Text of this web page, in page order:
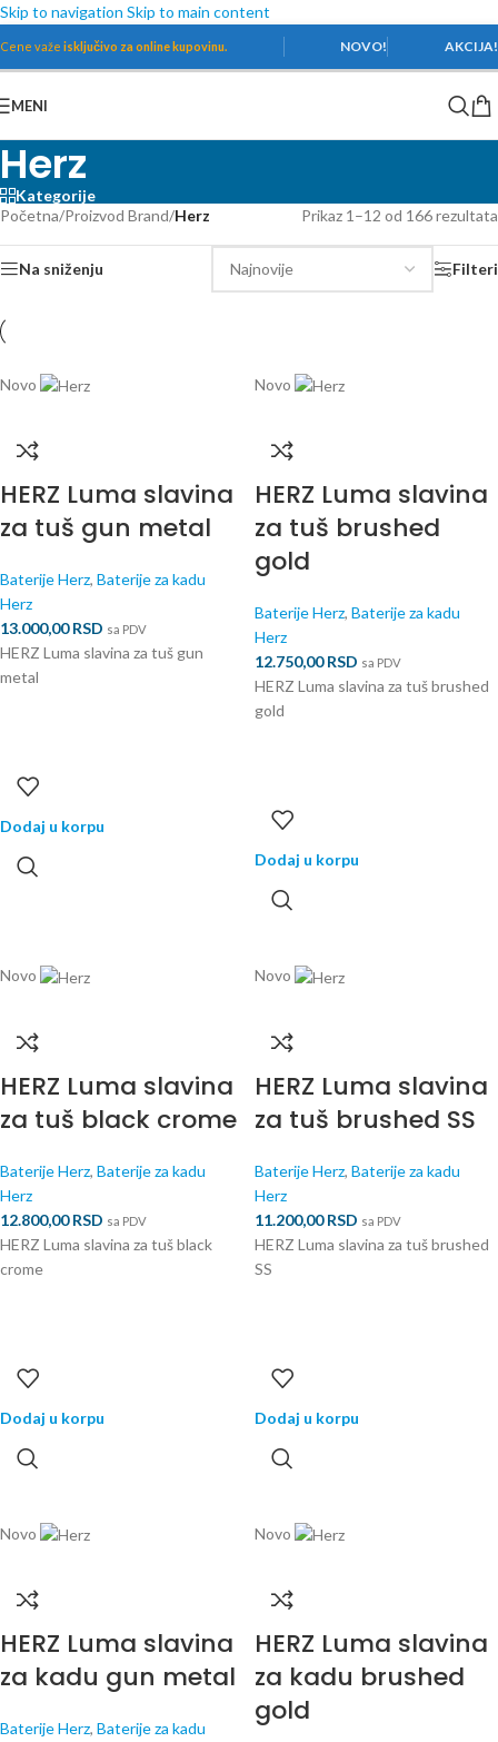
Skip to navigation Skip to main content
Cene važe isključivo za online kupovinu. NOVO! AKCIJA!
MENI
Herz
Kategorije
Početna/Proizvod Brand/Herz Prikaz 1–12 od 166 rezultata
Na sniženju Filteri
Novo
HERZ Luma slavina
za tuš gun metal
Baterije Herz, Baterije za kadu
Herz
13.000,00RSD sa PDV
HERZ Luma slavina za tuš gun
metal
Dodaj u korpu
Novo
HERZ Luma slavina
za tuš brushed
gold
Baterije Herz, Baterije za kadu
Herz
12.750,00RSD sa PDV
HERZ Luma slavina za tuš brushed
gold
Dodaj u korpu
Novo
HERZ Luma slavina
za tuš black crome
Baterije Herz, Baterije za kadu
Herz
12.800,00RSD sa PDV
HERZ Luma slavina za tuš black
crome
Dodaj u korpu
Novo
HERZ Luma slavina
za tuš brushed SS
Baterije Herz, Baterije za kadu
Herz
11.200,00RSD sa PDV
HERZ Luma slavina za tuš brushed
SS
Dodaj u korpu
Novo
HERZ Luma slavina
za kadu gun metal
Baterije Herz, Baterije za kadu
Novo
HERZ Luma slavina
za kadu brushed
gold